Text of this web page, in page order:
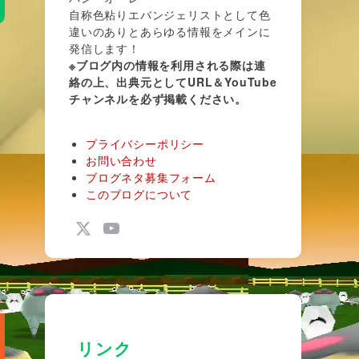
自称色粘りエバンジェリストとして色
違いのありとあらゆる情報をメインに
発信します！
※ブログ内の情報を利用される際は連
絡の上、出典元としてURL＆YouTube
チャンネルを必ず掲載ください。
プライバシーポリシー
お問い合わせ
ブログネタ募集フォーム
このブログについて
リンク